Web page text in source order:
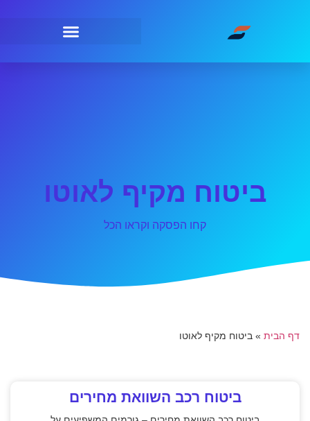
ביטוח מקיף לאוטו
קחו הפסקה וקראו הכל
דף הבית » ביטוח מקיף לאוטו
ביטוח רכב השוואת מחירים